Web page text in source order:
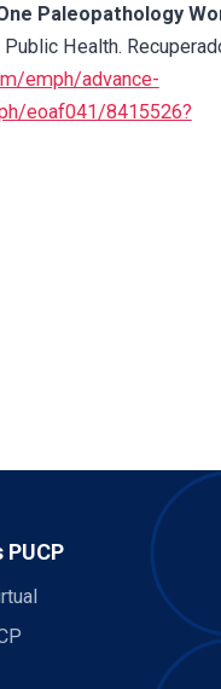
Paleopathology
Health.
emph/advance-
eoaf041/8415526?